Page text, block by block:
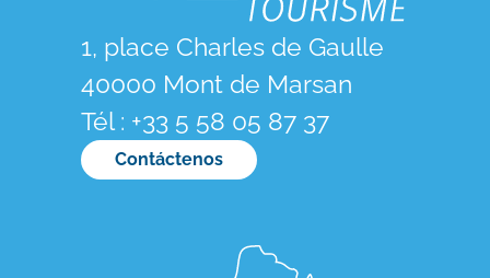
1, place Charles de Gaulle
40000 Mont de Marsan
Tél : +33 5 58 05 87 37
Contáctenos